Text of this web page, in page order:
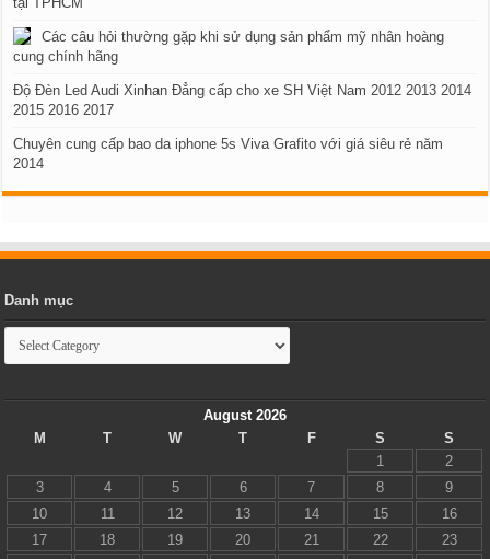
Các câu hỏi thường gặp khi sử dụng sản phẩm mỹ nhân hoàng
cung chính hãng
Độ Đèn Led Audi Xinhan Đẳng cấp cho xe SH Việt Nam 2012 2013 2014
2015 2016 2017
Chuyên cung cấp bao da iphone 5s Viva Grafito với giá siêu rẻ năm
2014
Danh mục
Danh
mục
August 2026
M
T W T F S
S
1
2
3
4 5 6 7 8
9
10
11 12 13 14 15
16
17
18 19 20 21 22
23